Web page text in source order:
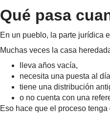
Qué pasa
En un pueblo, la parte jurídica
Muchas veces la casa
lleva años vacía,
necesita una puesta al
tiene una distribución
o no cuenta con una
Eso hace que el proceso